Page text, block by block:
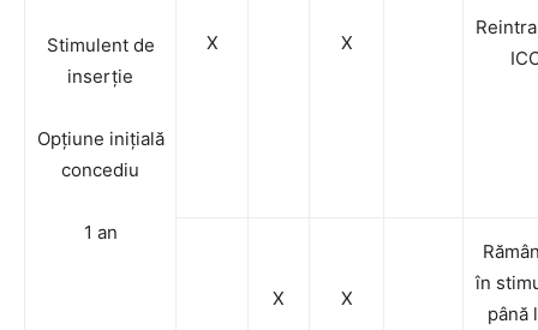
Stimulent de
inserție
Opțiune inițială
concediu
1 an
X X
X X
în
până